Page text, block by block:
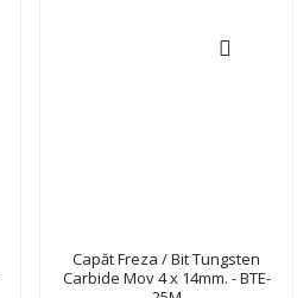
Capăt Freza / Bit Tungsten
Carbide Mov 4 x 14mm. - BTE-